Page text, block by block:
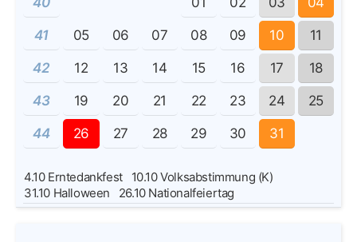
41 05 06 07 08 09 10 11
42 12 13 14 15 16 17 18
43 19 20 21 22 23 24 25
44 26 27 28 29 30 31
4.10Erntedankfest 10.10Volksabstimmung (K)
31.10 Halloween 26.10Nationalfeiertag